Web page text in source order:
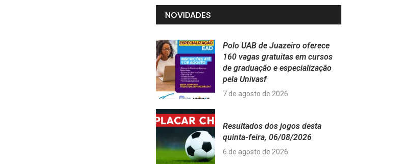
NOVIDADES
Polo UAB de Juazeiro oferece
160 vagas gratuitas em cursos
de graduação e especialização
pela Univasf
7 de agosto de 2026
Resultados dos jogos desta
quinta-feira, 06/08/2026
6 de agosto de 2026